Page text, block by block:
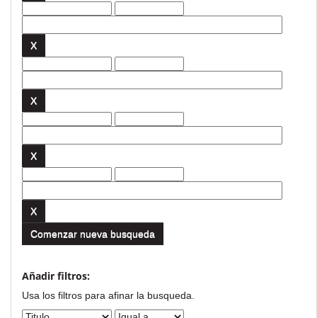
Comenzar nueva busqueda
Añadir filtros:
Usa los filtros para afinar la busqueda.